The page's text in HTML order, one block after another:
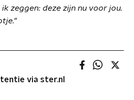
zeggen: deze zijn nu voor jou.
via ster.nl